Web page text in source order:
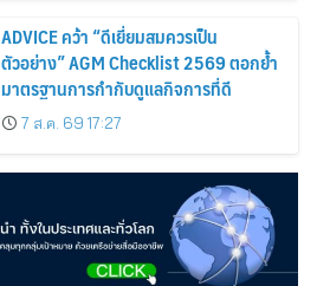
ADVICE คว้า “ดีเยี่ยมสมควรเป็น
ตัวอย่าง” AGM Checklist 2569 ตอกย้ำ
มาตรฐานการกำกับดูแลกิจการที่ดี
7 ส.ค. 69 17:27